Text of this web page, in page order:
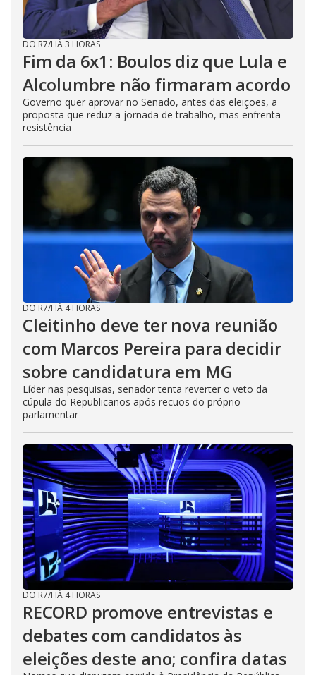
DO R7/HÁ 3 HORAS
Fim da 6x1: Boulos diz que Lula e
Alcolumbre não firmaram acordo
Governo quer aprovar no Senado, antes das eleições, a
proposta que reduz a jornada de trabalho, mas enfrenta
resistência
DO R7/HÁ 4 HORAS
Cleitinho deve ter nova reunião
com Marcos Pereira para decidir
sobre candidatura em MG
Líder nas pesquisas, senador tenta reverter o veto da
cúpula do Republicanos após recuos do próprio
parlamentar
DO R7/HÁ 4 HORAS
RECORD promove entrevistas e
debates com candidatos às
eleições deste ano; confira datas